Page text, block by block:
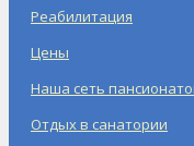
Реабилитация
Цены
Наша сеть
Отдых в санатории